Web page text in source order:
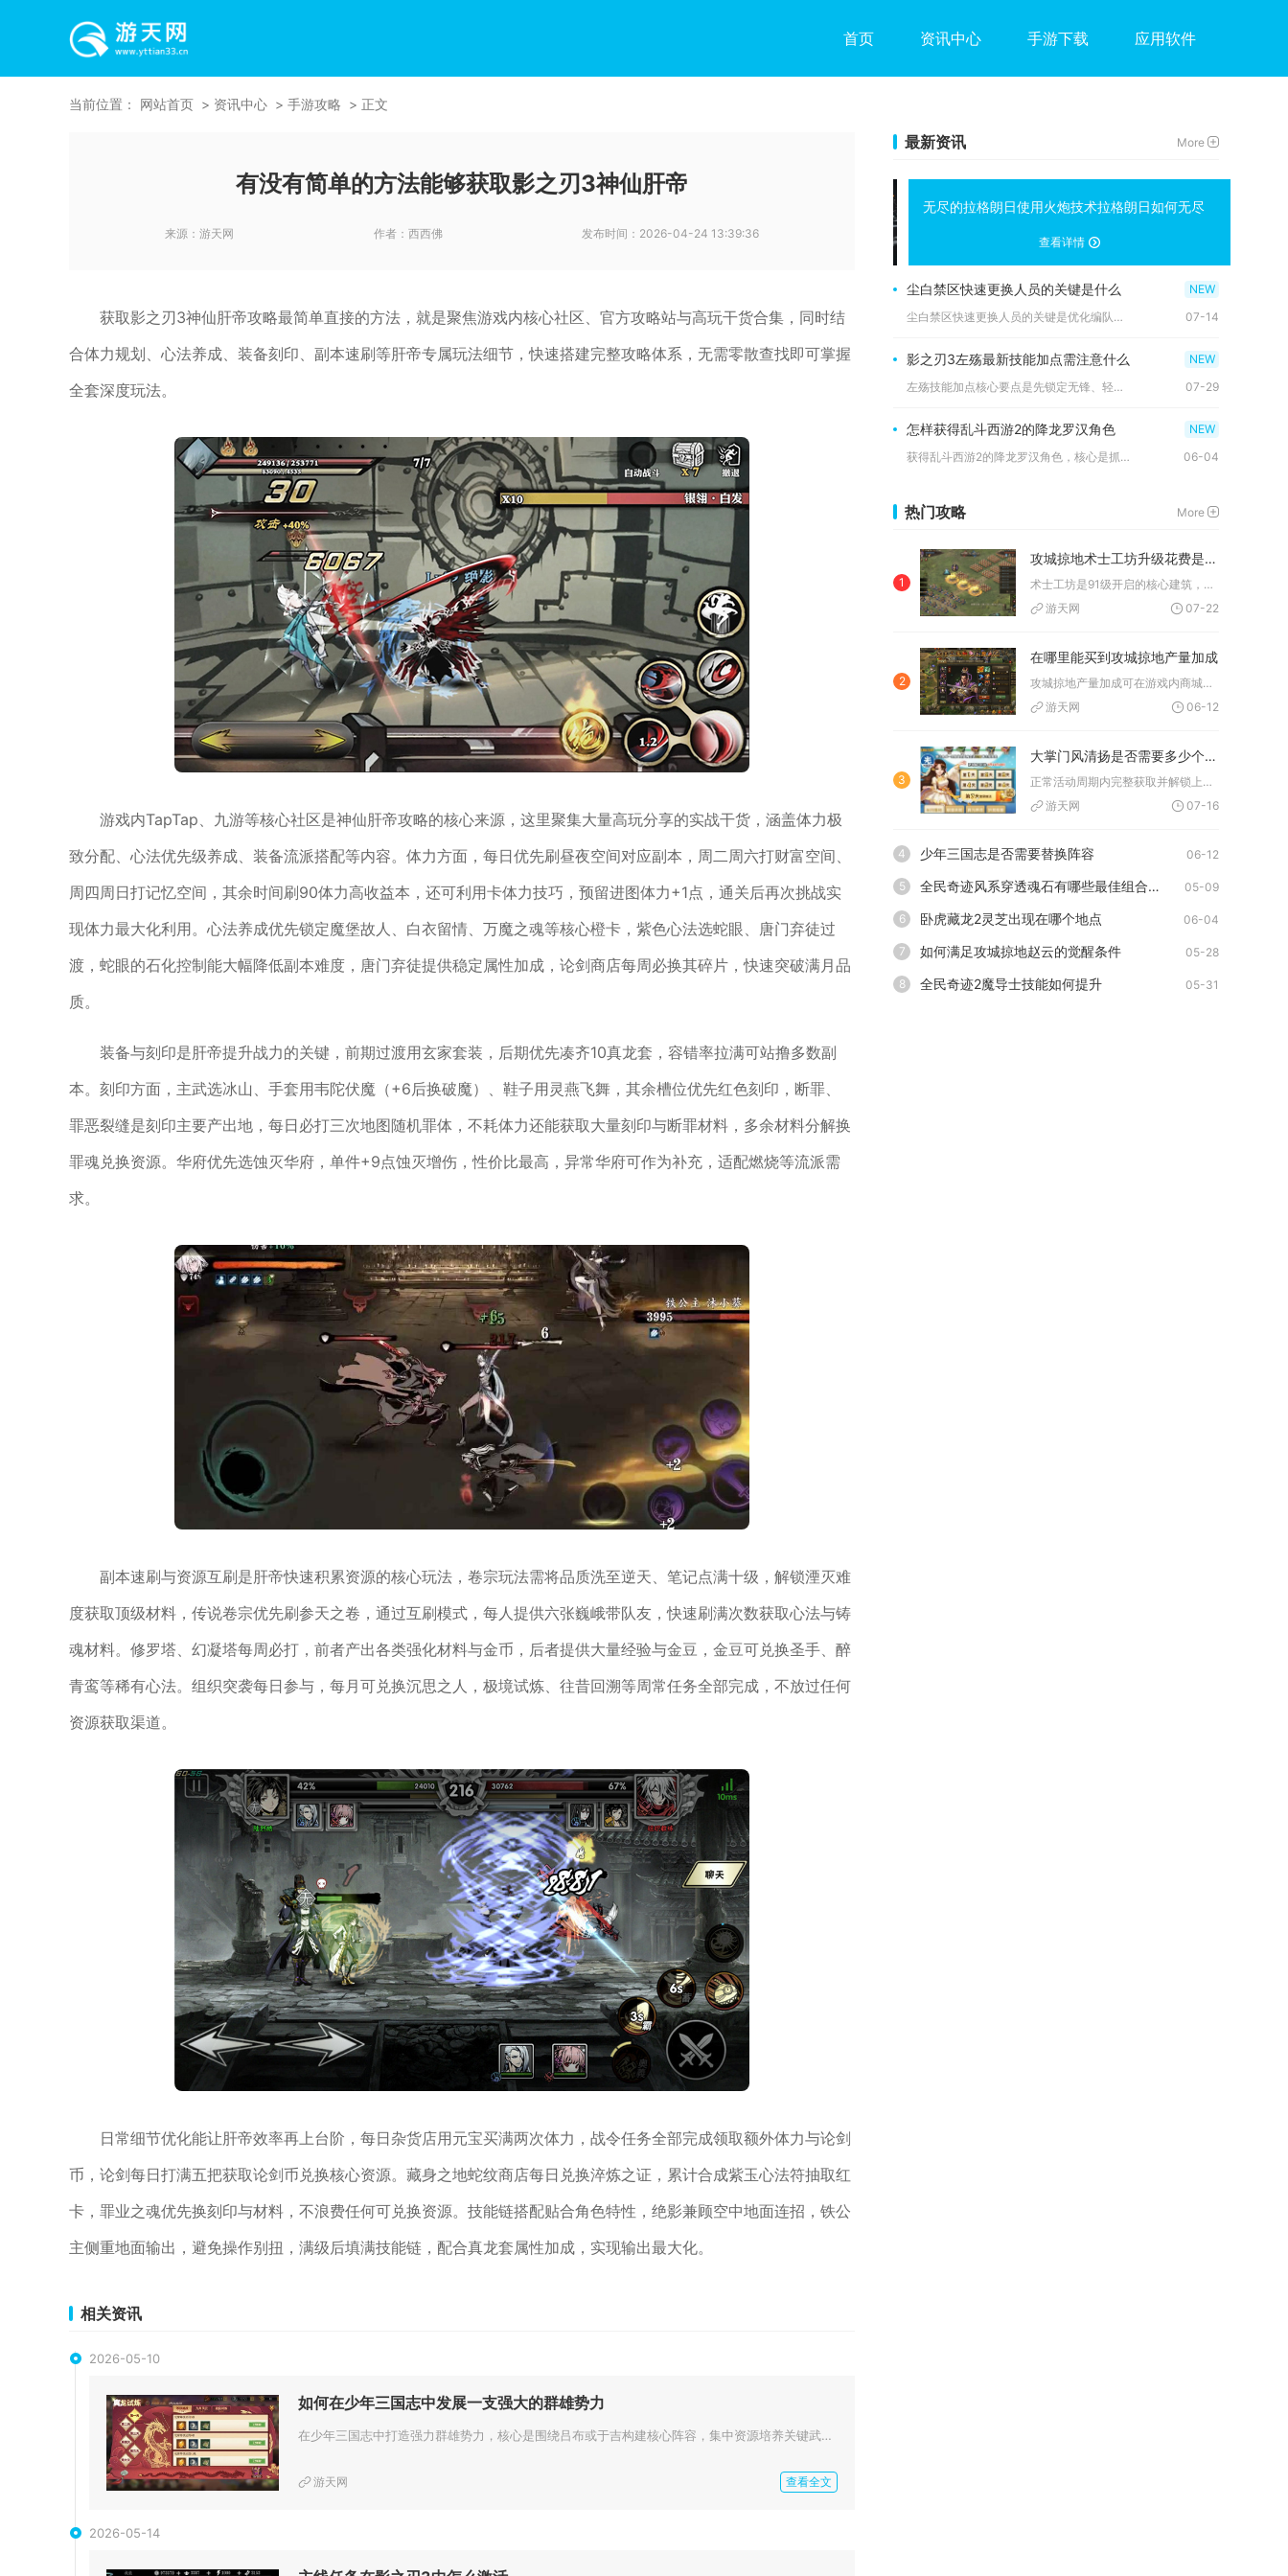
首页 资讯中心 手游下载 应用软件
当前位置： 网站首页 资讯中心 手游攻略 正文
有没有简单的方法能够获取影之刃3神仙肝帝
来源： 游天网 作者： 西西佛 发布时间： 2026-04-24 13:39:36
获取影之刃3神仙肝帝攻略最简单直接的方法，就是聚焦游戏内核心社区、官方攻略站与高玩干货合集，同时结
合体力规划、心法养成、装备刻印、副本速刷等肝帝专属玩法细节，快速搭建完整攻略体系，无需零散查找即可掌握
全套深度玩法。
游戏内TapTap、九游等核心社区是神仙肝帝攻略的核心来源，这里聚集大量高玩分享的实战干货，涵盖体力极
致分配、心法优先级养成、装备流派搭配等内容。体力方面，每日优先刷昼夜空间对应副本，周二周六打财富空间、
周四周日打记忆空间，其余时间刷90体力高收益本，还可利用卡体力技巧，预留进图体力+1点，通关后再次挑战实
现体力最大化利用。心法养成优先锁定魔堡故人、白衣留情、万魔之魂等核心橙卡，紫色心法选蛇眼、唐门弃徒过
渡，蛇眼的石化控制能大幅降低副本难度，唐门弃徒提供稳定属性加成，论剑商店每周必换其碎片，快速突破满月品
质。
装备与刻印是肝帝提升战力的关键，前期过渡用玄家套装，后期优先凑齐10真龙套，容错率拉满可站撸多数副
本。刻印方面，主武选冰山、手套用韦陀伏魔（+6后换破魔）、鞋子用灵燕飞舞，其余槽位优先红色刻印，断罪、
罪恶裂缝是刻印主要产出地，每日必打三次地图随机罪体，不耗体力还能获取大量刻印与断罪材料，多余材料分解换
罪魂兑换资源。华府优先选蚀灭华府，单件+9点蚀灭增伤，性价比最高，异常华府可作为补充，适配燃烧等流派需
求。
副本速刷与资源互刷是肝帝快速积累资源的核心玩法，卷宗玩法需将品质洗至逆天、笔记点满十级，解锁湮灭难
度获取顶级材料，传说卷宗优先刷参天之卷，通过互刷模式，每人提供六张巍峨带队友，快速刷满次数获取心法与铸
魂材料。修罗塔、幻凝塔每周必打，前者产出各类强化材料与金币，后者提供大量经验与金豆，金豆可兑换圣手、醉
青鸾等稀有心法。组织突袭每日参与，每月可兑换沉思之人，极境试炼、往昔回溯等周常任务全部完成，不放过任何
资源获取渠道。
日常细节优化能让肝帝效率再上台阶，每日杂货店用元宝买满两次体力，战令任务全部完成领取额外体力与论剑
币，论剑每日打满五把获取论剑币兑换核心资源。藏身之地蛇纹商店每日兑换淬炼之证，累计合成紫玉心法符抽取红
卡，罪业之魂优先换刻印与材料，不浪费任何可兑换资源。技能链搭配贴合角色特性，绝影兼顾空中地面连招，铁公
主侧重地面输出，避免操作别扭，满级后填满技能链，配合真龙套属性加成，实现输出最大化。
相关资讯
2026-05-10
如何在少年三国志中发展一支强大的群雄势力
在少年三国志中打造强力群雄势力，核心是围绕吕布或于吉构建核心阵容，集中资源培养关键武将，搭配控制、续航辅助，再通过合理站...
游天网 查看全文
2026-05-14
最新资讯 More
无尽的拉格朗日使用火炮技术拉格朗日如何无尽
查看详情
尘白禁区快速更换人员的关键是什么
尘白禁区快速更换人员的关键是优化编队顺序、熟练键位操作、利用... 07-14
影之刃3左殇最新技能加点需注意什么
左殇技能加点核心要点是先锁定无锋、轻羽单一流派集中分配技能点... 07-29
怎样获得乱斗西游2的降龙罗汉角色
获得乱斗西游2的降龙罗汉角色，核心是抓住周期活动兑换、限时抽... 06-04
热门攻略 More
1
攻城掠地术士工坊升级花费是否值得
术士工坊是91级开启的核心建筑，直接决定每日免费影子（借兵）...
游天网
07-22
2
在哪里能买到攻城掠地产量加成
攻城掠地产量加成可在游戏内商城、集市、活动中心及黑市购买，也...
游天网
06-12
3
大掌门风清扬是否需要多少个元宝来使用
正常活动周期内完整获取并解锁上阵使用风清扬，保底需要1800...
游天网
07-16
4 少年三国志是否需要替换阵容 06-12
5 全民奇迹风系穿透魂石有哪些最佳组合技巧 05-09
6 卧虎藏龙2灵芝出现在哪个地点 06-04
7 如何满足攻城掠地赵云的觉醒条件 05-28
8 全民奇迹2魔导士技能如何提升 05-31